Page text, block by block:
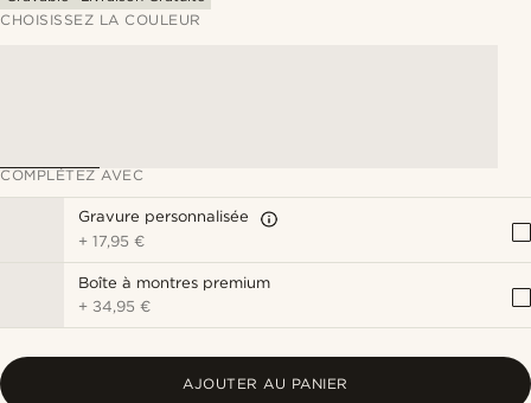
CHOISISSEZ LA COULEUR
COMPLÉTEZ AVEC
Gravure personnalisée
+17,95 €
Boîte à montres premium
+ 34,95 €
AJOUTER AU PANIER